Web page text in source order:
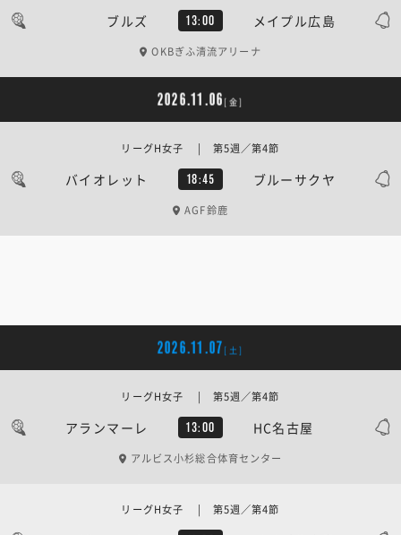
ブルズ 13:00 メイプル広島
OKBぎふ清流アリーナ
2026.11.06 [金]
バイオレット 18:45 ブルーサクヤ
リーグH女子 | 第5週／第4節
AGF鈴鹿
2026.11.07 [土]
アランマーレ 13:00 HC名古屋
リーグH女子 | 第5週／第4節
アルビス小杉総合体育センター
リーグH女子 | 第5週／第4節